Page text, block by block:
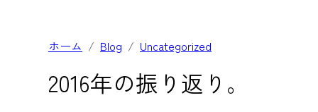
ホーム Blog Uncategorized
2016年の振り返り。